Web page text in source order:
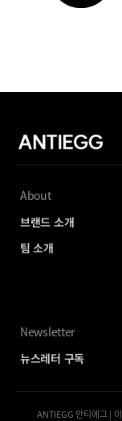
About
브랜드 소개
팀 소개
Newsletter
뉴스레터 구독
ANTIEGG 안티에그 |